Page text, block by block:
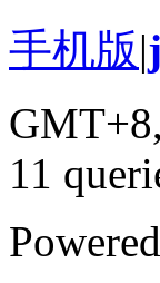
手机版|
11